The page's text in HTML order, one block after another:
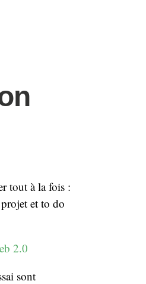
tout à la fois :
et to do
2.0
sont